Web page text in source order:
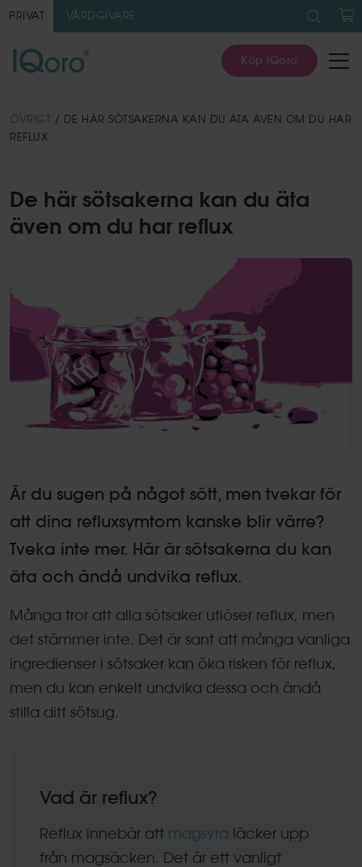
PRIVAT VÅRDGIVARE efter:
Köp IQoro
ÖVRIGT / DE HÄR SÖTSAKERNA KAN DU ÄTA ÄVEN OM DU HAR
REFLUX
De här sötsakerna kan du äta
även om du har reflux
Är du sugen på något sött, men tvekar för
att dina refluxsymtom kanske blir värre?
Tveka inte mer. Här är sötsakerna du kan
äta och ändå undvika reflux.
Många tror att alla sötsaker utlöser reflux, men
det stämmer inte. Det är sant att många vanliga
ingredienser i sötsaker kan öka risken för reflux,
men du kan enkelt undvika dessa och ändå
stilla ditt sötsug.
Vad är reflux?
Reflux innebär att magsyra läcker upp
från magsäcken. Det är ett vanligt